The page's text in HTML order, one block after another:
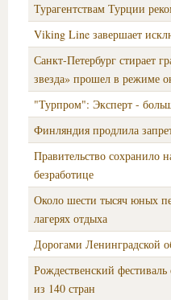
Турагентствам Турции
Viking Line завершает
Санкт‑Петербург стирает
звезда» прошел в режиме
"Турпром": Эксперт -
Финляндия продлила
Правительство сохранило
безработице
Около шести тысяч юных
лагерях отдыха
Дорогами Ленинградской
Рождественский
из 140 стран